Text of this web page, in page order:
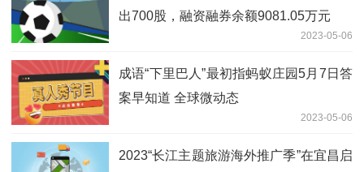
出700股，融资融券余额9081.05万元
2023-05-06
成语“下里巴人”最初指蚂蚁庄园5月7日答
案早知道 全球微动态
2023-05-06
2023“长江主题旅游海外推广季”在宜昌启